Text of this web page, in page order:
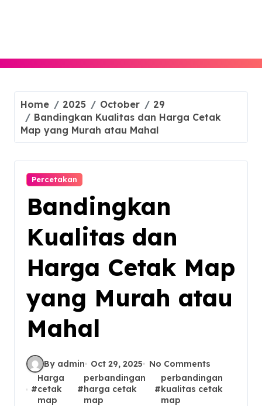
Home 2025 October
29
Bandingkan Kualitas dan Harga Cetak
Map yang Murah atau Mahal
Percetakan
Bandingkan
Kualitas dan
Harga Cetak Map
yang Murah atau
Mahal
By admin Oct 29, 2025 No Comments
#
Harga
cetak
map
#
perbandingan
harga cetak
map
#
perbandingan
kualitas cetak
map